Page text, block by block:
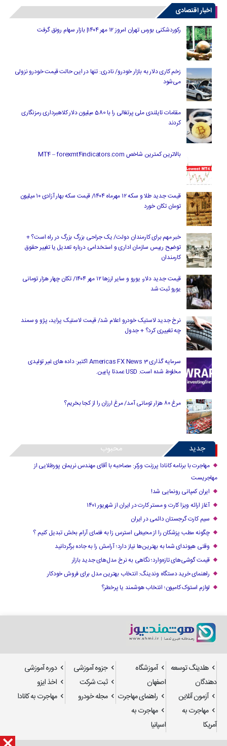
اخبار اقتصادی
رکوردشکنی بورس تهران امروز ۱۲ مهر ۱۴۰۴| بازار سهام رونق گرفت
زخم کاری دلار به بازار خودرو/ نادری: تنها در این حالت قیمت خودرو نزولی
می‌شود
مقامات تایلندی ملی پرتغالی را با 580 میلیون دلار کلاهبرداری رمزنگاری
کردند
بالاترین کمترین شاخص MT4 – forexmt4indicators.com
قیمت جدید طلا و سکه ۱۲ مهرماه ۱۴۰۴/ قیمت سکه بهار آزادی ۱۰ میلیون
تومان تکان خورد
خبر مهم برای کارمندان دولت/ یک جراحی بزرگ بزرگ در راه است؟ +
توضیح رییس سازمان اداری و استخدامی درباره تعدیل یا تغییر حقوق
کارمندان
قیمت جدید دلار، یورو و سایر ارزها ۱۲ مهر ۱۴۰۴/ تکان چهار هزار تومانی
یورو ثبت شد
نرخ جدید لاستیک خودرو اعلام شد/ قیمت لاستیک پراید، پژو و سمند
چه تغییری کرد؟ + جدول
سرمایه گذاری Americas FX News 3 اکتبر: داده های غیر تولیدی
مخلوط شده است. USD عمدتا پایین.
مرغ ۸۰ هزار تومانی آمد/ مرغ ارزان را از کجا بخریم؟
جدید محبوب
مهاجرت با برنامه کانادا پرزنت ورکر: مصاحبه با آقای مهندس نریمان پورطلایی از
مهاجریست
ایران کمپانی رونمایی شد!
آغاز ارائه ویزا کارت و مستر کارت در ایران از شهریور ۱۴۰۱
سیم کارت گرجستان دائمی در ایران
چگونه مطب پزشکان را از محیطی استرس زا به فضای آرام بخش تبدیل کنیم ؟
وقتی هیوندای شما به بهترین‌ها نیاز دارد؛ آرامش را به جاده برگردانید
قیمت گوشی‌های تازه‌وارد؛ نگاهی به نرخ مدل‌های جدید بازار
راهنمای خرید دستگاه وندینگ: انتخاب بهترین مدل برای فروش خودکار
لوازم استوک کامیون؛ انتخاب هوشمند یا پرخطر؟
هلدینگ توسعه
دهندگان
آموزشگاه
اصفهان
جزوه آموزشی
دوره آموزشی
ثبت شرکت
اخذ ایزو
آزمون آنلاین
راهنمای مهاجرت مجله خودرو
مهاجرت به کانادا
مهاجرت به
آمریکا
مهاجرت به
اسپانیا